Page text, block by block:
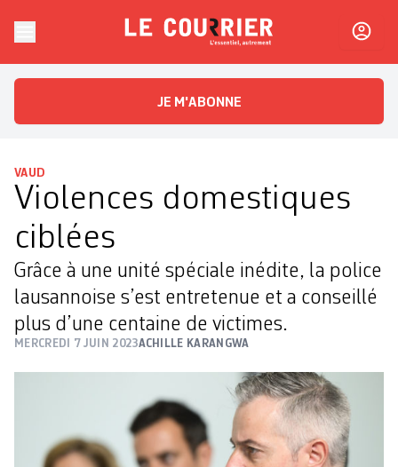
Le CourrierL'essentiel, autrement
JE M'ABONNE
VAUD
Violences domestiques
ciblées
Grâce à une unité spéciale inédite, la police
lausannoise s’est entretenue et a conseillé
plus d’une centaine de victimes.
MERCREDI 7 JUIN 2023ACHILLE KARANGWA